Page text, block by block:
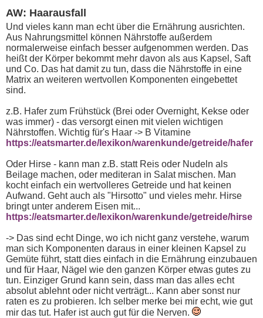
AW: Haarausfall
Und vieles kann man echt über die Ernährung ausrichten.
Aus Nahrungsmittel können Nährstoffe außerdem
normalerweise einfach besser aufgenommen werden. Das
heißt der Körper bekommt mehr davon als aus Kapsel, Saft
und Co. Das hat damit zu tun, dass die Nährstoffe in eine
Matrix an weiteren wertvollen Komponenten eingebettet
sind.
z.B. Hafer zum Frühstück (Brei oder Overnight, Kekse oder
was immer) - das versorgt einen mit vielen wichtigen
Nährstoffen. Wichtig für's Haar -> B Vitamine
https://eatsmarter.de/lexikon/warenkunde/getreide/hafer
Oder Hirse - kann man z.B. statt Reis oder Nudeln als
Beilage machen, oder mediteran in Salat mischen. Man
kocht einfach ein wertvolleres Getreide und hat keinen
Aufwand. Geht auch als "Hirsotto" und vieles mehr. Hirse
bringt unter anderem Eisen mit...
https://eatsmarter.de/lexikon/warenkunde/getreide/hirse
-> Das sind echt Dinge, wo ich nicht ganz verstehe, warum
man sich Komponenten daraus in einer kleinen Kapsel zu
Gemüte führt, statt dies einfach in die Ernährung einzubauen
und für Haar, Nägel wie den ganzen Körper etwas gutes zu
tun. Einziger Grund kann sein, dass man das alles echt
absolut ablehnt oder nicht verträgt... Kann aber sonst nur
raten es zu probieren. Ich selber merke bei mir echt, wie gut
mir das tut. Hafer ist auch gut für die Nerven.